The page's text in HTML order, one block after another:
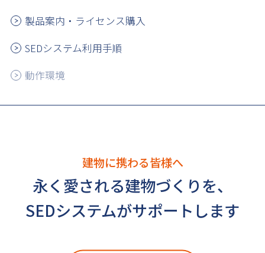
製品案内・ライセンス購入
SEDシステム利用手順
動作環境
建物に携わる皆様へ
永く愛される建物づくりを、
SEDシステムがサポートします